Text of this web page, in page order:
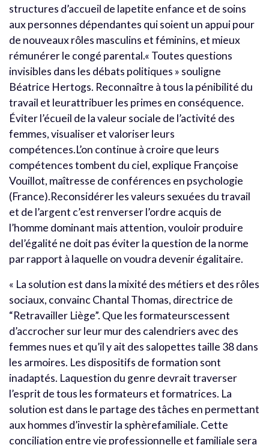
structures d’accueil de lapetite enfance et de soins
aux personnes dépendantes qui soient un appui pour
de nouveaux rôles masculins et féminins, et mieux
rémunérer le congé parental.« Toutes questions
invisibles dans les débats politiques » souligne
Béatrice Hertogs. Reconnaître à tous la pénibilité du
travail et leurattribuer les primes en conséquence.
Éviter l’écueil de la valeur sociale de l’activité des
femmes, visualiser et valoriser leurs
compétences.L’on continue à croire que leurs
compétences tombent du ciel, explique Françoise
Vouillot, maîtresse de conférences en psychologie
(France).Reconsidérer les valeurs sexuées du travail
et de l’argent c’est renverser l’ordre acquis de
l’homme dominant mais attention, vouloir produire
del’égalité ne doit pas éviter la question de la norme
par rapport à laquelle on voudra devenir égalitaire.
« La solution est dans la mixité des métiers et des rôles
sociaux, convainc Chantal Thomas, directrice de
“Retravailler Liège”. Que les formateurscessent
d’accrocher sur leur mur des calendriers avec des
femmes nues et qu’il y ait des salopettes taille 38 dans
les armoires. Les dispositifs de formation sont
inadaptés. Laquestion du genre devrait traverser
l’esprit de tous les formateurs et formatrices. La
solution est dans le partage des tâches en permettant
aux hommes d’investir la sphèrefamiliale. Cette
conciliation entre vie professionnelle et familiale sera